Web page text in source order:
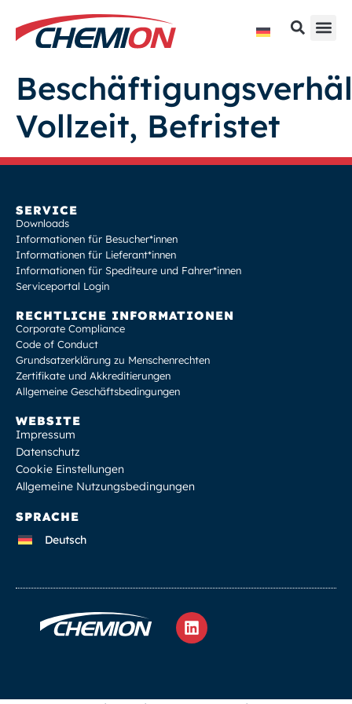
Vollzeit, Befristet
SERVICE
Downloads
Informationen für Besucher*innen
Informationen für Lieferant*innen
Informationen für Spediteure und Fahrer*innen
Serviceportal Login
RECHTLICHE INFORMATIONEN
Corporate Compliance
Code of Conduct
Grundsatzerklärung zu Menschenrechten
Zertifikate und Akkreditierungen
Allgemeine Geschäftsbedingungen
WEBSITE
Impressum
Datenschutz
Cookie Einstellungen
Allgemeine Nutzungsbedingungen
SPRACHE
Deutsch